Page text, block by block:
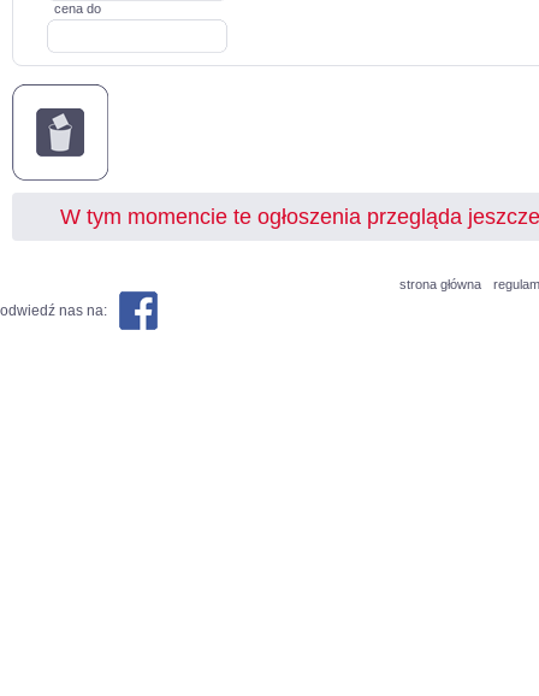
cena do
W tym momencie te ogłoszenia przegląda
strona główna
odwiedź nas na: